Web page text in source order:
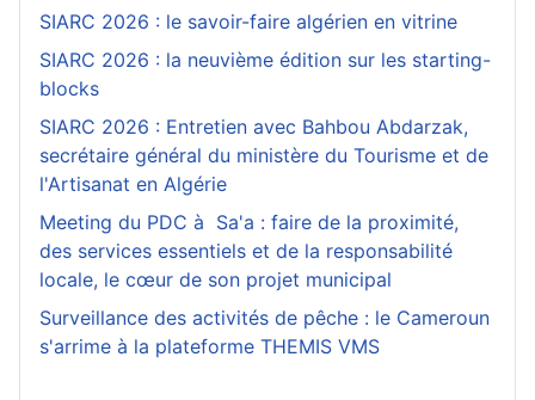
SIARC 2026 : le savoir-faire algérien en vitrine
SIARC 2026 : la neuvième édition sur les starting-
blocks
SIARC 2026 : Entretien avec Bahbou Abdarzak,
secrétaire général du ministère du Tourisme et de
l'Artisanat en Algérie
Meeting du PDC à Sa'a : faire de la proximité,
des services essentiels et de la responsabilité
locale, le cœur de son projet municipal
Surveillance des activités de pêche : le Cameroun
s'arrime à la plateforme THEMIS VMS